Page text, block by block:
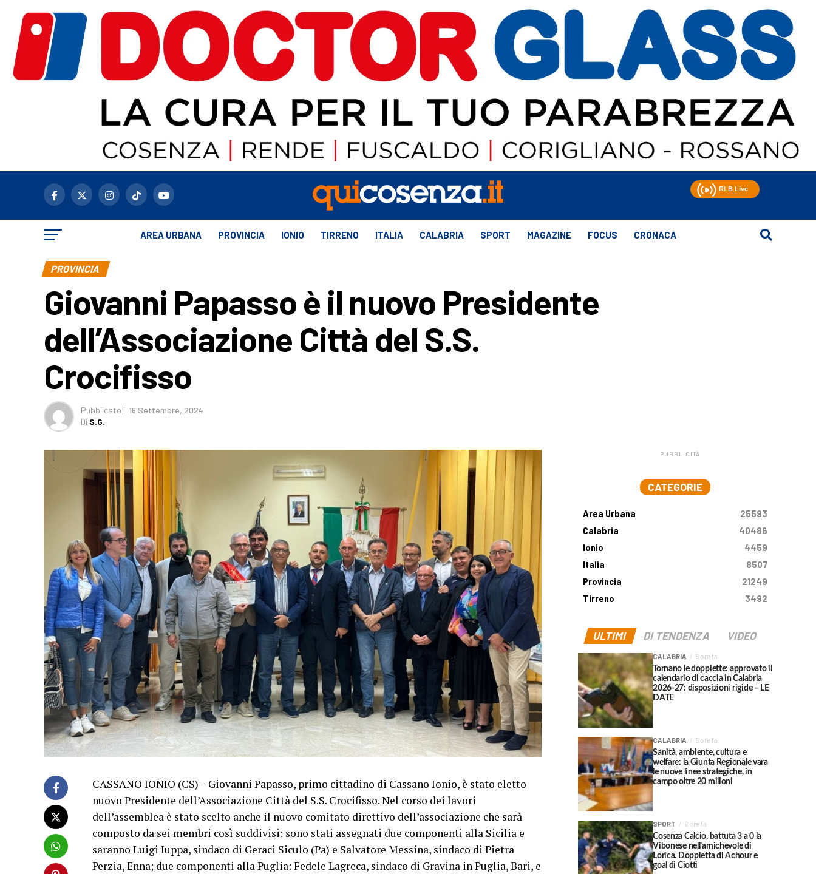
AREA URBANA PROVINCIA IONIO TIRRENO ITALIA CALABRIA SPORT MAGAZINE FOCUS CRONACA
PROVINCIA
Giovanni Papasso è il nuovo Presidente
dell’Associazione Città del S.S.
Crocifisso
Pubblicato il 16 Settembre, 2024
Di S.G.
CASSANO IONIO (CS) – Giovanni Papasso, primo cittadino di Cassano Ionio, è stato eletto
nuovo Presidente dell’Associazione Città del S.S. Crocifisso. Nel corso dei lavori
dell’assemblea è stato scelto anche il nuovo comitato direttivo dell’associazione che sarà
composto da sei membri così suddivisi: sono stati assegnati due componenti alla Sicilia e
saranno ⁠Luigi Iuppa, sindaco di Geraci Siculo (Pa) e ⁠Salvatore Messina, sindaco di Pietra
Perzia, Enna; due componenti alla Puglia: ⁠Fedele Lagreca, sindaco di Gravina in Puglia, Bari, e
PUBBLICITÀ
CATEGORIE
Area Urbana
25593
Calabria
40486
Ionio
4459
Italia
8507
Provincia
21249
Tirreno
3492
ULTIMI DI TENDENZA VIDEO
CALABRIA 5 ore fa
Tornano le doppiette: approvato il
calendario di caccia in Calabria
2026-27: disposizioni rigide – LE
DATE
CALABRIA 5 ore fa
Sanità, ambiente, cultura e
welfare: la Giunta Regionale vara
le nuove linee strategiche, in
campo oltre 20 milioni
SPORT 6 ore fa
Cosenza Calcio, battuta 3 a 0 la
Vibonese nell’amichevole di
Lorica. Doppietta di Achour e
goal di Ciotti